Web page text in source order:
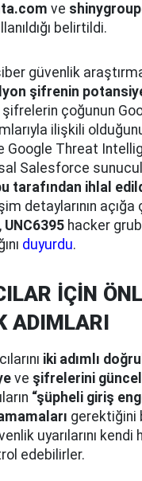
ve
belirtildi.
güvenlik
şifrenin
çoğunun
ilişkili
Google Threat
Salesforce
tarafından ihlal
detaylarının açığa
UNC6395 hacker
duyurdu.
İÇİN
ADIMLARI
iki adımlı
ve şifrelerini
“şüpheli giriş
gerektiğini
uyarılarını kendi
edebilirler.